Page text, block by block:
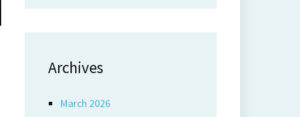
Archives
March 2026